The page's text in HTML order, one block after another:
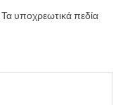
Τα υποχρεωτικά πεδία